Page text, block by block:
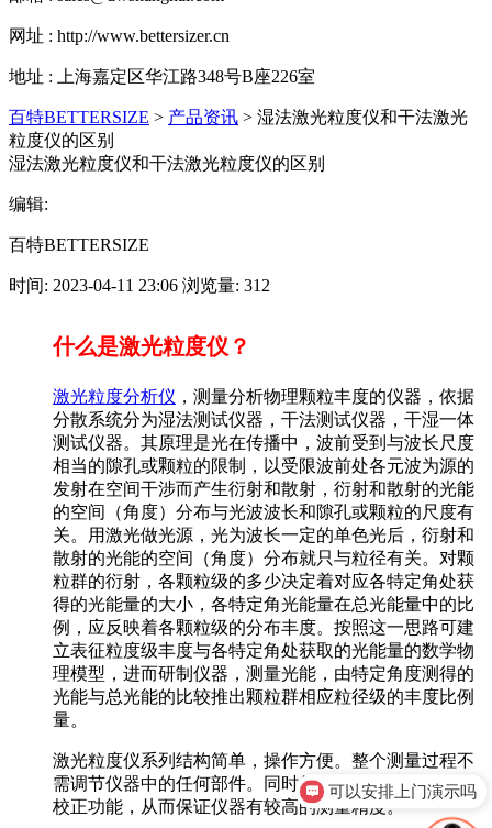
网址 : http://www.bettersizer.cn
地址 : 上海嘉定区华江路348号B座226室
百特BETTERSIZE > 产品资讯 > 湿法激光粒度仪和干法激光
粒度仪的区别
湿法激光粒度仪和干法激光粒度仪的区别
编辑:
百特BETTERSIZE
时间: 2023-04-11 23:06 浏览量: 312
什么是激光粒度仪？
激光粒度分析仪 ，测量分析物理颗粒丰度的仪器，依据
分散系统分为湿法测试仪器，干法测试仪器，干湿一体
测试仪器。其原理是光在传播中，波前受到与波长尺度
相当的隙孔或颗粒的限制，以受限波前处各元波为源的
发射在空间干涉而产生衍射和散射，衍射和散射的光能
的空间（角度）分布与光波波长和隙孔或颗粒的尺度有
关。用激光做光源，光为波长一定的单色光后，衍射和
散射的光能的空间（角度）分布就只与粒径有关。对颗
粒群的衍射，各颗粒级的多少决定着对应各特定角处获
得的光能量的大小，各特定角光能量在总光能量中的比
例，应反映着各颗粒级的分布丰度。按照这一思路可建
立表征粒度级丰度与各特定角处获取的光能量的数学物
理模型，进而研制仪器，测量光能，由特定角度测得的
光能与总光能的比较推出颗粒群相应粒径级的丰度比例
量。
激光粒度仪系列结构简单，操作方便。整个测量过程不
需调节仪器中的任何部件。同时仪器还具有自标定、自
校正功能，从而保证仪器有较高的测量精度。
可以安排上门演示吗